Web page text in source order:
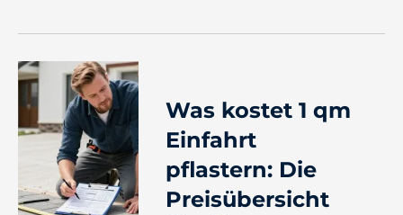
Was kostet 1 qm
Einfahrt
pflastern: Die
Preisübersicht